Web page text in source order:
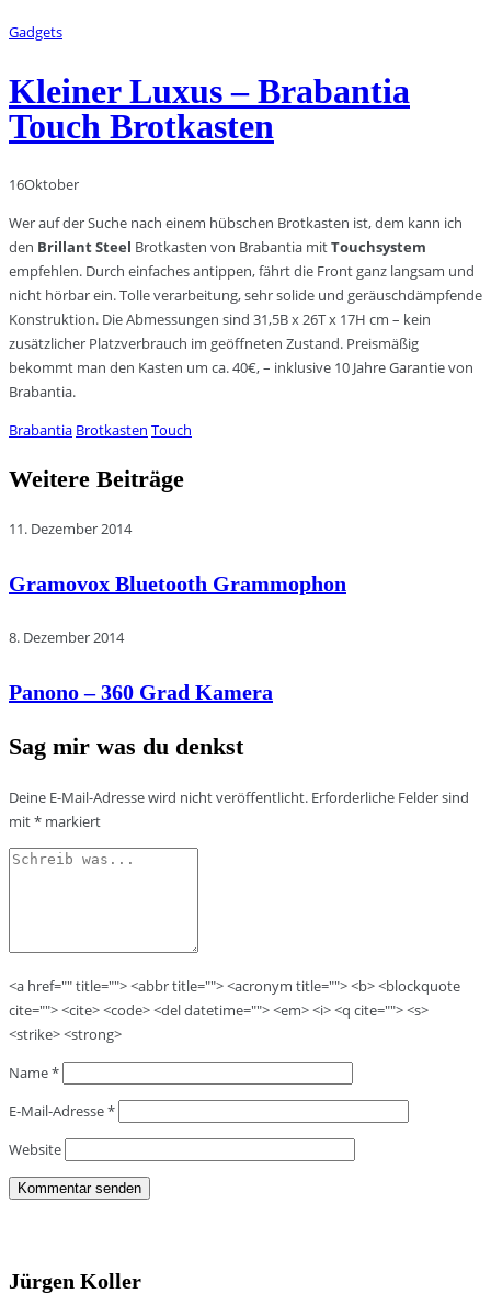
Gadgets
Kleiner Luxus – Brabantia
Touch Brotkasten
16Oktober
Wer auf der Suche nach einem hübschen Brotkasten ist, dem kann ich
den Brillant Steel Brotkasten von Brabantia mitTouchsystem
empfehlen. Durch einfaches antippen, fährt die Front ganz langsam und
nicht hörbar ein. Tolle verarbeitung, sehr solide und geräuschdämpfende
Konstruktion. Die Abmessungen sind 31,5B x 26T x 17H cm – kein
zusätzlicher Platzverbrauch im geöffneten Zustand. Preismäßig
bekommt man den Kasten um ca. 40€, – inklusive 10 Jahre Garantie von
Brabantia.
Brabantia Brotkasten Touch
Weitere Beiträge
11. Dezember 2014
Gramovox Bluetooth Grammophon
8. Dezember 2014
Panono – 360 Grad Kamera
Sag mir was du denkst
Deine E-Mail-Adresse wird nicht veröffentlicht. Erforderliche Felder sind
mit* markiert
<a href="" title=""> <abbr title=""> <acronym title=""> <b> <blockquote
cite=""> <cite> <code> <del datetime=""> <em> <i> <q cite=""> <s>
<strike> <strong>
Name*
E-Mail-Adresse*
Website
Jürgen Koller